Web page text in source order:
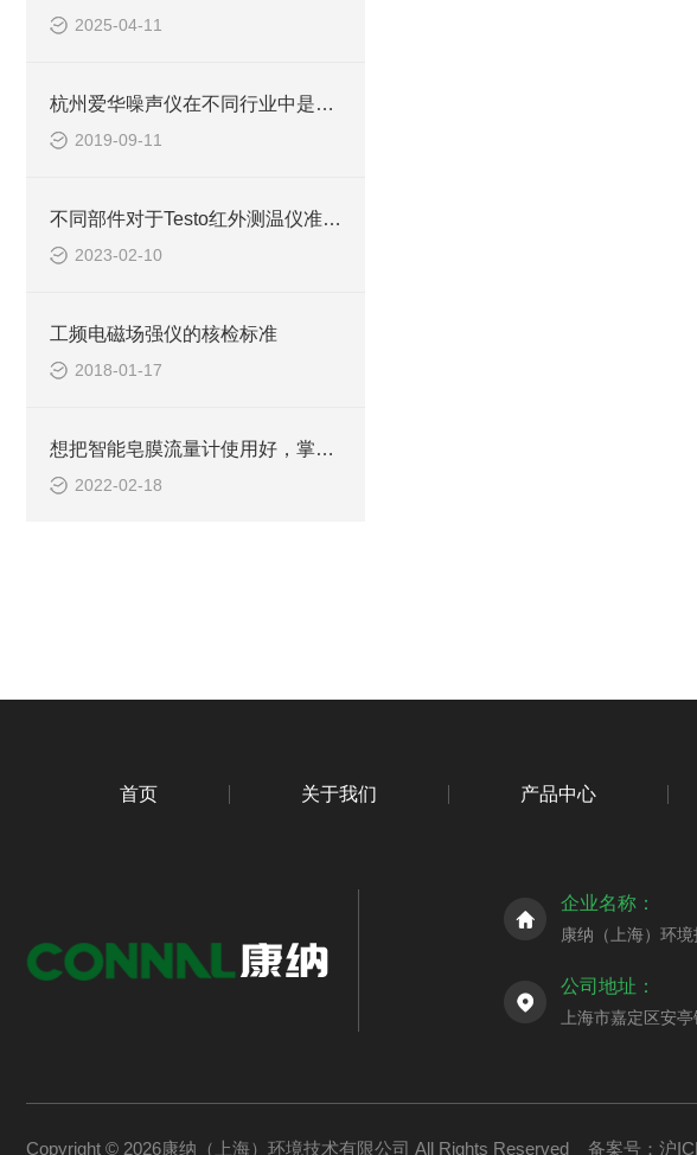
2025-04-11
杭州爱华噪声仪在不同行业中是如何进行测量的？
2019-09-11
不同部件对于Testo红外测温仪准确性有重要意义
2023-02-10
工频电磁场强仪的核检标准
2018-01-17
想把智能皂膜流量计使用好，掌握它的特点是关键！
2022-02-18
首页 关于我们 产品中心
企业名称：
康纳（上海）环
公司地址：
上海市嘉定区安
Copyright © 2026康纳（上海）环境技术有限公司 All Rights Reserved 备案号：沪